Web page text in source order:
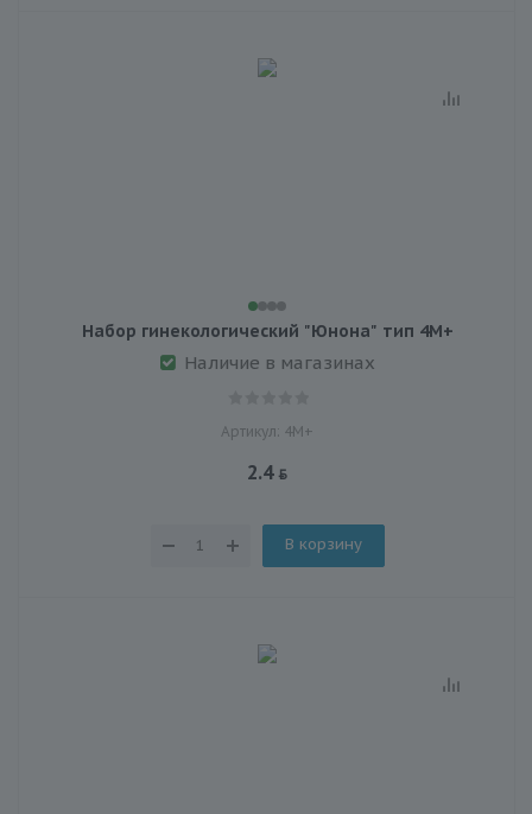
Набор гинекологический "Юнона" тип 4M+
Наличие в магазинах
Артикул: 4М+
2.4
В корзину